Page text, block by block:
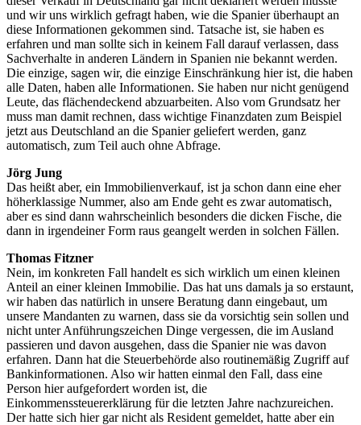
und wir uns wirklich gefragt haben, wie die Spanier überhaupt an
diese Informationen gekommen sind. Tatsache ist, sie haben es
erfahren und man sollte sich in keinem Fall darauf verlassen, dass
Sachverhalte in anderen Ländern in Spanien nie bekannt werden.
Die einzige, sagen wir, die einzige Einschränkung hier ist, die haben
alle Daten, haben alle Informationen. Sie haben nur nicht genügend
Leute, das flächendeckend abzuarbeiten. Also vom Grundsatz her
muss man damit rechnen, dass wichtige Finanzdaten zum Beispiel
jetzt aus Deutschland an die Spanier geliefert werden, ganz
automatisch, zum Teil auch ohne Abfrage.
Jörg Jung
Das heißt aber, ein Immobilienverkauf, ist ja schon dann eine eher
höherklassige Nummer, also am Ende geht es zwar automatisch,
aber es sind dann wahrscheinlich besonders die dicken Fische, die
dann in irgendeiner Form raus geangelt werden in solchen Fällen.
Thomas Fitzner
Nein, im konkreten Fall handelt es sich wirklich um einen kleinen
Anteil an einer kleinen Immobilie. Das hat uns damals ja so erstaunt,
wir haben das natürlich in unsere Beratung dann eingebaut, um
unsere Mandanten zu warnen, dass sie da vorsichtig sein sollen und
nicht unter Anführungszeichen Dinge vergessen, die im Ausland
passieren und davon ausgehen, dass die Spanier nie was davon
erfahren. Dann hat die Steuerbehörde also routinemäßig Zugriff auf
Bankinformationen. Also wir hatten einmal den Fall, dass eine
Person hier aufgefordert worden ist, die
Einkommenssteuererklärung für die letzten Jahre nachzureichen.
Der hatte sich hier gar nicht als Resident gemeldet, hatte aber ein